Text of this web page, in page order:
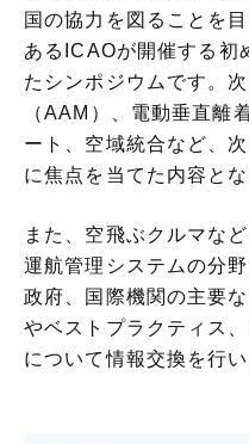
国の協力を図ることを
あるICAOが開催する初
たシンポジウムです。
（AAM）、電動垂直離
ート、空域統合など、
に焦点を当てた内容とな
また、空飛ぶクルマな
運航管理システムの分
政府、国際機関の主要
やベストプラクティス
について情報交換を行い